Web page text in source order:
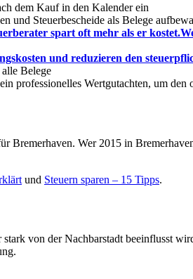
dem Kauf in den Kalender ein
und Steuerbescheide als Belege
spart oft mehr als er kostet.
und reduzieren den
Belege
professionelles Wertgutachten, um den
Bremerhaven. Wer 2015 in
und Steuern sparen – 15 Tipps.
von der Nachbarstadt beeinflusst